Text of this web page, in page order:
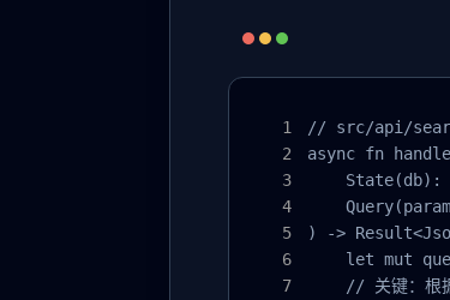
// src/api/
async fn
State(db):
) ->
let mut
// 关键：根